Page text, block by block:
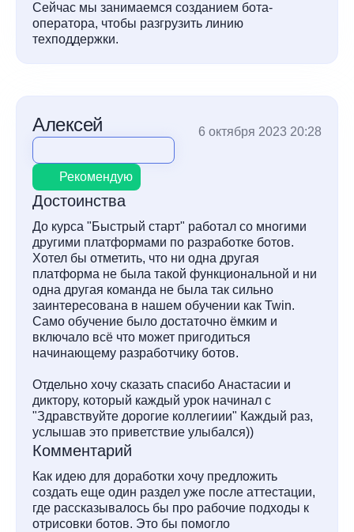
Сейчас мы занимаемся созданием бота-
оператора, чтобы разгрузить линию
техподдержки.
Алексей 6 октября 2023 20:28
Рекомендую
Достоинства
До курса "Быстрый старт" работал со многими
другими платформами по разработке ботов.
Хотел бы отметить, что ни одна другая
платформа не была такой функциональной и ни
одна другая команда не была так сильно
заинтересована в нашем обучении как Twin.
Само обучение было достаточно ёмким и
включало всё что может пригодиться
начинающему разработчику ботов.
Отдельно хочу сказать спасибо Анастасии и
диктору, который каждый урок начинал с
"Здравствуйте дорогие коллегиии" Каждый раз,
услышав это приветствие улыбался))
Комментарий
Как идею для доработки хочу предложить
создать еще один раздел уже после аттестации,
где рассказывалось бы про рабочие подходы к
отрисовки ботов. Это бы помогло